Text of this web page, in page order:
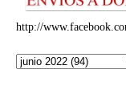
http://